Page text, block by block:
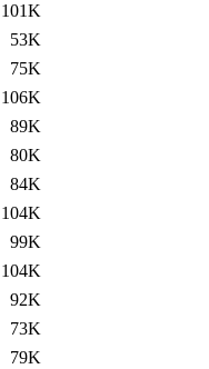
101K
53K
75K
106K
89K
80K
84K
104K
99K
104K
92K
73K
79K